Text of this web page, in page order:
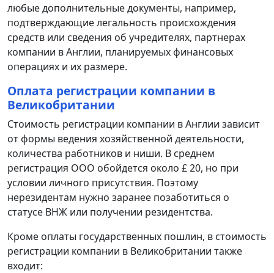
любые дополнительные документы, например,
подтверждающие легальность происхождения
средств или сведения об учредителях, партнерах
компании в Англии, планируемых финансовых
операциях и их размере.
Оплата регистрации компании в
Великобритании
Стоимость регистрации компании в Англии зависит
от формы ведения хозяйственной деятельности,
количества работников и ниши. В среднем
регистрация ООО обойдется около £ 20, но при
условии личного присутствия. Поэтому
нерезидентам нужно заранее позаботиться о
статусе ВНЖ или получении резидентства.
Кроме оплаты государственных пошлин, в стоимость
регистрации компании в Великобритании также
входит: